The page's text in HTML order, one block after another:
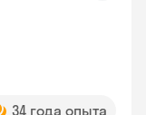
34 года опыта